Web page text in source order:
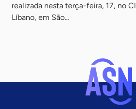
realizada nesta terça-feira, 17, no
Líbano, em São...